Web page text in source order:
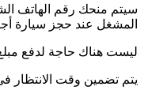
سيتم منحك رقم الهاتف
المشغل عند حجز سيارة
ليست هناك حاجة لدفع
يتم تضمين وقت الانتظار